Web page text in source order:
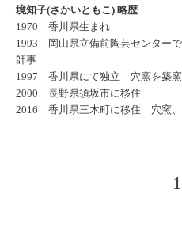
境知子(さかいともこ) 略歴
1970 香川県生まれ
1993 岡山県立備前陶芸センター
師事
1997 香川県にて独立 穴窯を築窯
2000 長野県須坂市に移住
2016 香川県三木町に移住 穴窯、
1